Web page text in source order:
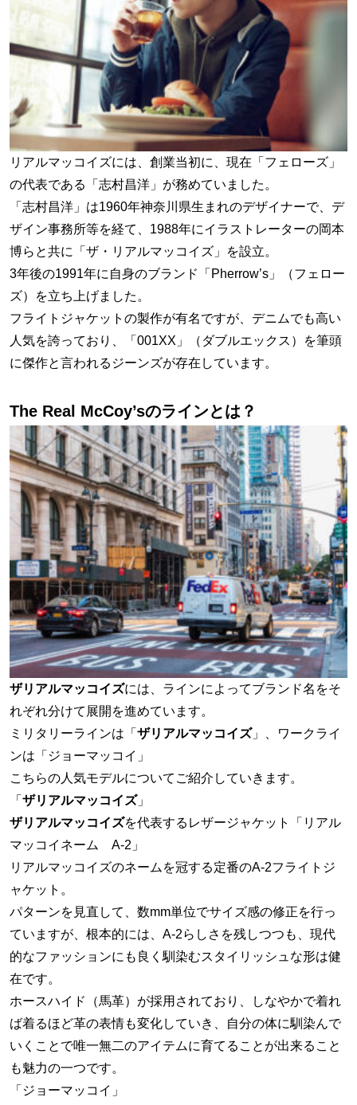
リアルマッコイズには、創業当初に、現在「フェローズ」
の代表である「志村昌洋」が務めていました。
「志村昌洋」は1960年神奈川県生まれのデザイナーで、デ
ザイン事務所等を経て、1988年にイラストレーターの岡本
博らと共に「ザ・リアルマッコイズ」を設立。
3年後の1991年に自身のブランド「Pherrow’s」（フェロー
ズ）を立ち上げました。
フライトジャケットの製作が有名ですが、デニムでも高い
人気を誇っており、「001XX」（ダブルエックス）を筆頭
に傑作と言われるジーンズが存在しています。
The Real McCoy’sのラインとは？
ザリアルマッコイズには、ラインによってブランド名をそ
れぞれ分けて展開を進めています。
ミリタリーラインは「ザリアルマッコイズ 」、ワークライ
ンは「ジョーマッコイ」
こちらの人気モデルについてご紹介していきます。
「ザリアルマッコイズ 」
ザリアルマッコイズを代表するレザージャケット「リアル
マッコイネーム A-2」
リアルマッコイズのネームを冠する定番のA-2フライトジ
ャケット。
パターンを見直して、数mm単位でサイズ感の修正を行っ
ていますが、根本的には、A-2らしさを残しつつも、現代
的なファッションにも良く馴染むスタイリッシュな形は健
在です。
ホースハイド（馬革）が採用されており、しなやかで着れ
ば着るほど革の表情も変化していき、自分の体に馴染んで
いくことで唯一無二のアイテムに育てることが出来ること
も魅力の一つです。
「ジョーマッコイ」